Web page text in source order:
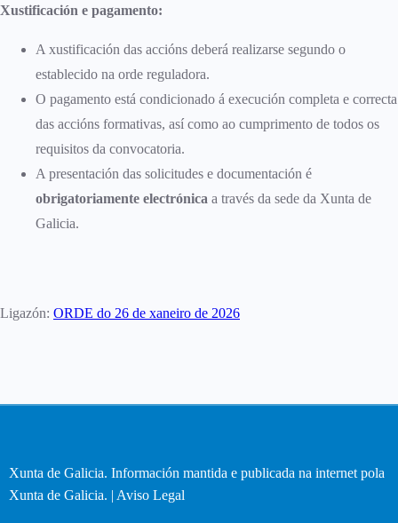
Xustificación e pagamento:
A xustificación das accións deberá realizarse segundo o
establecido na orde reguladora.
O pagamento está condicionado á execución completa e correcta
das accións formativas, así como ao cumprimento de todos os
requisitos da convocatoria.
A presentación das solicitudes e documentación é
obrigatoriamente electrónica a través da sede da Xunta de
Galicia.
Ligazón: ORDE do 26 de xaneiro de 2026
Xunta de Galicia. Información mantida e publicada na internet pola
Xunta de Galicia. | Aviso Legal